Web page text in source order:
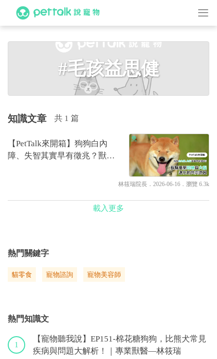
#毛孩益思健
知識文章 共 1 篇
【PetTalk來開箱】狗狗白內
障、失智其實早有徵兆？獸醫
林筱瑞院長 ．2026-06-16． 瀏覽 6.3k
載入更多
熱門關鍵字
貓零食 寵物諮詢 寵物美容師
熱門知識文
1
【寵物聽我說】EP151-棉花糖狗狗，比熊犬常見
疾病與問題大解析！｜專業獸醫—林筱瑞